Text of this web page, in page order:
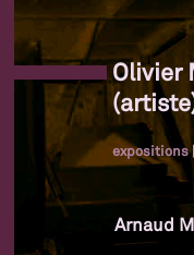
Olivier
expositions|
Arnaud